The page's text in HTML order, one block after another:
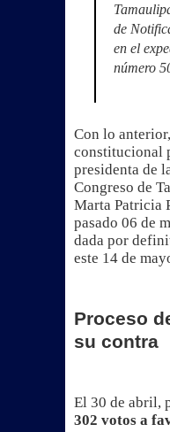
de
en el
número
Con lo
constitucional
presidenta de
Congreso de
Marta Patricia
pasado 06 de
dada por
este 14 de
Proceso
su contra
El 30 de abril,
302 votos a